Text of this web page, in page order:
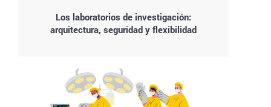
Los laboratorios de investigación:
arquitectura, seguridad y flexibilidad